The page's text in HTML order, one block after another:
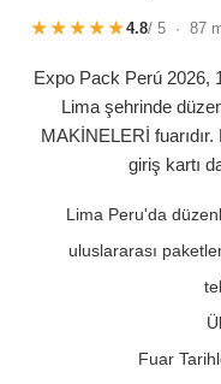
★★★★★4.8/ 5 · 87
Expo Pack Perú 2026,
Lima şehrinde
MAKİNELERİ
giriş kartı
Lima Peru'da
uluslararası
Fuar